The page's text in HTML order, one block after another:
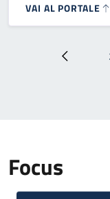
VAI AL PORTALE
Paginazione
Pagina
Focus